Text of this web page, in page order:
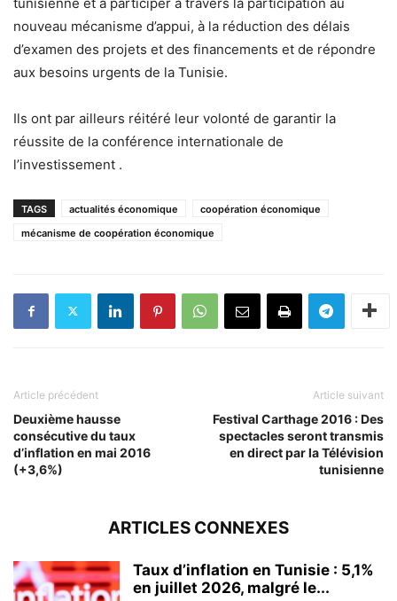
nouveau mécanisme d’appui, à la réduction des délais
d’examen des projets et des financements et de répondre
aux besoins urgents de la Tunisie.
Ils ont par ailleurs réitéré leur volonté de garantir la
réussite de la conférence internationale de
l’investissement .
TAGS actualités économique
coopération économique
mécanisme de coopération économique
Article précédent
Deuxième hausse
consécutive du taux
d’inflation en mai 2016
(+3,6%)
Article suivant
Festival Carthage 2016 : Des
spectacles seront transmis
en direct par la Télévision
tunisienne
ARTICLES CONNEXES
Taux d’inflation en Tunisie : 5,1%
en juillet 2026, malgré le...